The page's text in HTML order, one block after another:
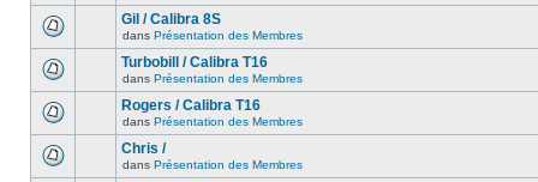
Gil / Calibra 8S
dans Présentation des Membres
Turbobill / Calibra T16
dans Présentation des Membres
Rogers / Calibra T16
dans Présentation des Membres
Chris /
dans Présentation des Membres